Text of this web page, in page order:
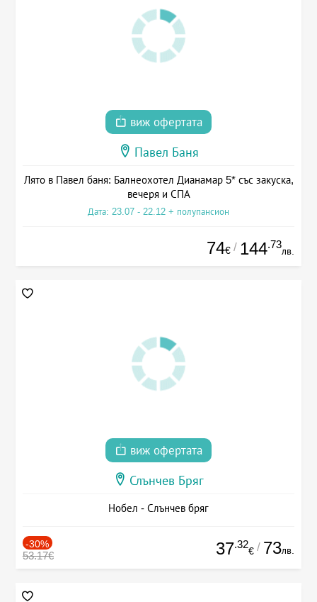
виж офертата
Павел Баня
Лято в Павел баня: Балнеохотел Дианамар 5* със закуска,
вечеря и СПА
Дата: 23.07 - 22.12 + полупансион
74€ / 144.73
лв.
виж офертата
Слънчев Бряг
Нобел - Слънчев бряг
-30%
53.17€ 37.32
€ / 73лв.